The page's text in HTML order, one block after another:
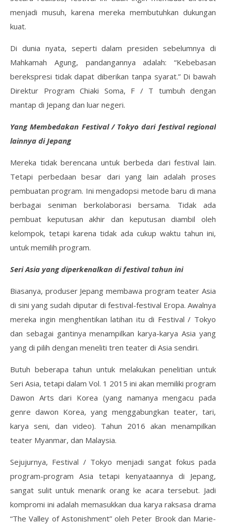
menjadi musuh, karena mereka membutuhkan dukungan
kuat.
Di dunia nyata, seperti dalam presiden sebelumnya di
Mahkamah Agung, pandangannya adalah: “Kebebasan
berekspresi tidak dapat diberikan tanpa syarat.” Di bawah
Direktur Program Chiaki Soma, F / T tumbuh dengan
mantap di Jepang dan luar negeri.
Yang Membedakan Festival / Tokyo dari festival regional
lainnya di Jepang
Mereka tidak berencana untuk berbeda dari festival lain.
Tetapi perbedaan besar dari yang lain adalah proses
pembuatan program. Ini mengadopsi metode baru di mana
berbagai seniman berkolaborasi bersama. Tidak ada
pembuat keputusan akhir dan keputusan diambil oleh
kelompok, tetapi karena tidak ada cukup waktu tahun ini,
untuk memilih program.
Seri Asia yang diperkenalkan di festival tahun ini
Biasanya, produser Jepang membawa program teater Asia
di sini yang sudah diputar di festival-festival Eropa. Awalnya
mereka ingin menghentikan latihan itu di Festival / Tokyo
dan sebagai gantinya menampilkan karya-karya Asia yang
yang di pilih dengan meneliti tren teater di Asia sendiri.
Butuh beberapa tahun untuk melakukan penelitian untuk
Seri Asia, tetapi dalam Vol. 1 2015 ini akan memiliki program
Dawon Arts dari Korea (yang namanya mengacu pada
genre dawon Korea, yang menggabungkan teater, tari,
karya seni, dan video). Tahun 2016 akan menampilkan
teater Myanmar, dan Malaysia.
Sejujurnya, Festival / Tokyo menjadi sangat fokus pada
program-program Asia tetapi kenyataannya di Jepang,
sangat sulit untuk menarik orang ke acara tersebut. Jadi
kompromi ini adalah memasukkan dua karya raksasa drama
“The Valley of Astonishment” oleh Peter Brook dan Marie-